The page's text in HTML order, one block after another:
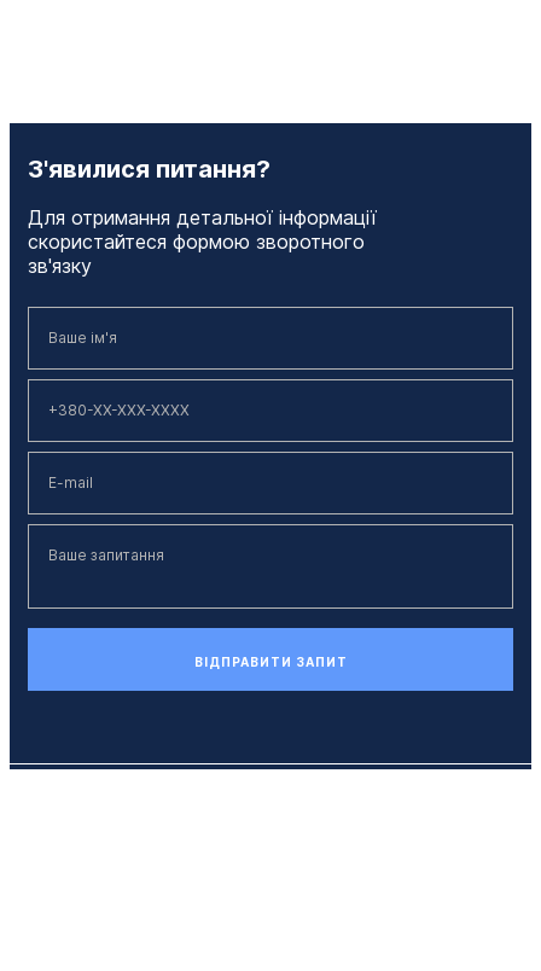
З'явилися питання?
Для отримання детальної інформації
скористайтеся формою зворотного
зв'язку
ВІДПРАВИТИ ЗАПИТ